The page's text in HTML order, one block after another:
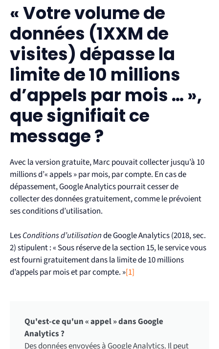
« Votre volume de
données (1XXM de
visites) dépasse la
limite de 10 millions
d’appels par mois … »,
que signifiait ce
message ?
Avec la version gratuite, Marc pouvait collecter jusqu’à 10
millions d’« appels » par mois, par compte. En cas de
dépassement, Google Analytics pourrait cesser de
collecter des données gratuitement, comme le prévoient
ses conditions d’utilisation.
LesConditions d’utilisationde Google Analytics (2018, sec.
2) stipulent : « Sous réserve de la section 15, le service vous
est fourni gratuitement dans la limite de 10 millions
d’appels par mois et par compte. »[1]
Qu'est-ce qu'un « appel » dans Google
Analytics ?
Des données envoyées à Google Analytics. Il peut